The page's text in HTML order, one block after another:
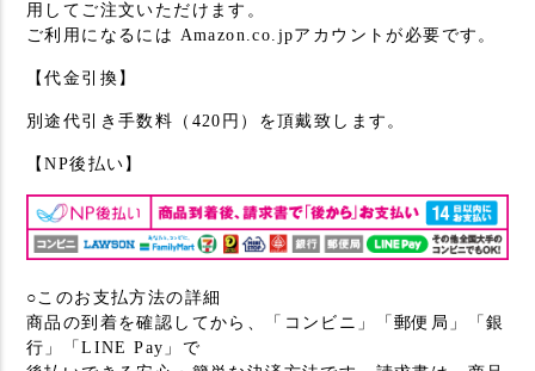
用してご注文いただけます。
ご利用になるには Amazon.co.jpアカウントが必要です。
【代金引換】
別途代引き手数料（420円）を頂戴致します。
【NP後払い】
○このお支払方法の詳細
商品の到着を確認してから、「コンビニ」「郵便局」「銀
行」「LINE Pay」で